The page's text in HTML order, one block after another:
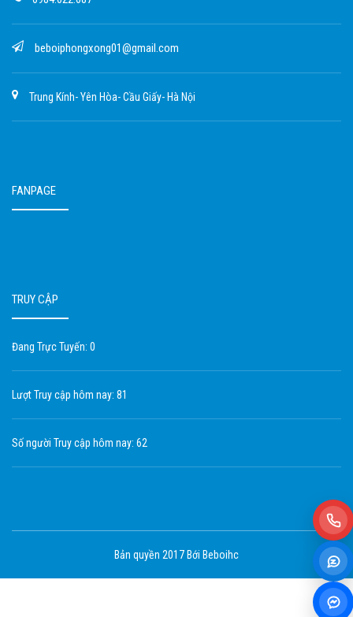
beboiphongxong01@gmail.com
Trung Kính- Yên Hòa- Cầu Giấy- Hà Nội
FANPAGE
TRUY CẬP
Đang Trực Tuyến: 0
Lượt Truy cập hôm nay: 81
Số người Truy cập hôm nay: 62
Bản quyền 2017 Bới Beboihc